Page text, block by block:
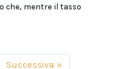
che, mentre il tasso
Successiva »